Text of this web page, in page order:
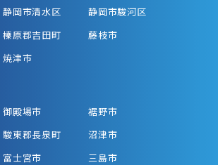
静岡市清水区
静岡市駿河区
榛原郡吉田町
藤枝市
焼津市
御殿場市
裾野市
駿東郡長泉町
沼津市
富士宮市 三島市